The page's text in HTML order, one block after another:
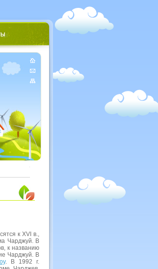
к XVI в.,
Чарджуй. В
к названию
Чарджуй. В
. В 1992 г.